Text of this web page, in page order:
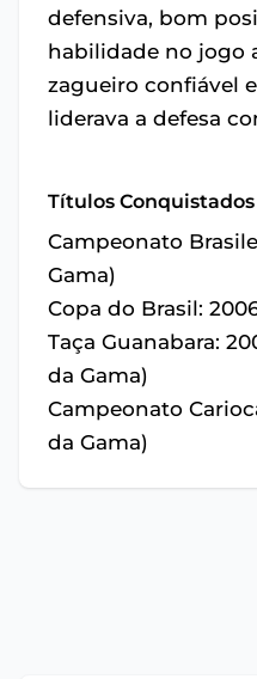
defensiva, bom
habilidade no jogo
zagueiro confiável
liderava a defesa
Títulos Conquistados
Campeonato
Gama)
Copa do Brasil:
Taça Guanabara:
da Gama)
Campeonato
da Gama)